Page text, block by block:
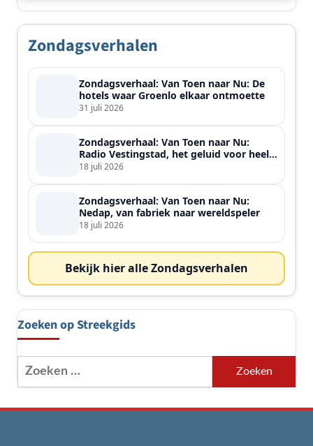
Zondagsverhalen
Zondagsverhaal: Van Toen naar Nu: De
hotels waar Groenlo elkaar ontmoette
31 juli 2026
Zondagsverhaal: Van Toen naar Nu:
Radio Vestingstad, het geluid voor heel
de streek
18 juli 2026
Zondagsverhaal: Van Toen naar Nu:
Nedap, van fabriek naar wereldspeler
18 juli 2026
Bekijk hier alle Zondagsverhalen
Zoeken op Streekgids
Zoeken
naar: